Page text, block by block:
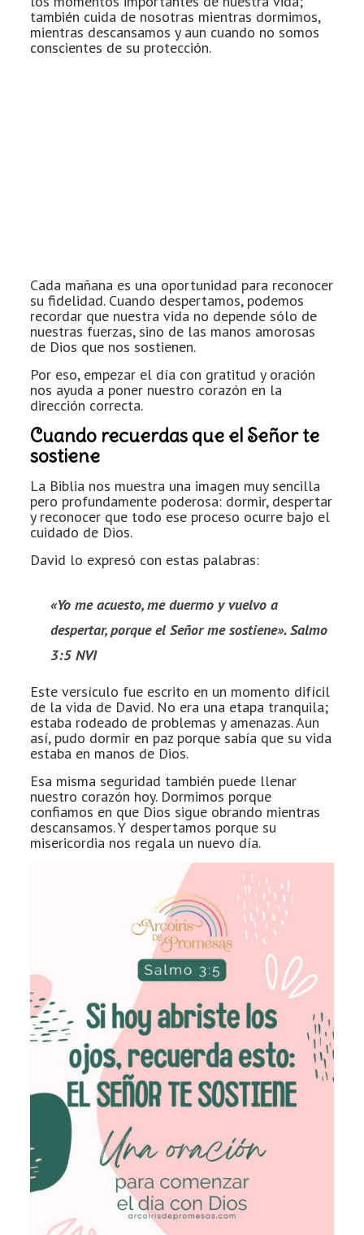
también cuida de nosotras mientras dormimos,
mientras descansamos y aun cuando no somos
conscientes de su protección.
Cada mañana es una oportunidad para reconocer
su fidelidad. Cuando despertamos, podemos
recordar que nuestra vida no depende sólo de
nuestras fuerzas, sino de las manos amorosas
de Dios que nos sostienen.
Por eso, empezar el día con gratitud y oración
nos ayuda a poner nuestro corazón en la
dirección correcta.
Cuando recuerdas que el Señor te
sostiene
La Biblia nos muestra una imagen muy sencilla
pero profundamente poderosa: dormir, despertar
y reconocer que todo ese proceso ocurre bajo el
cuidado de Dios.
David lo expresó con estas palabras:
«Yo me acuesto, me duermo y vuelvo a
despertar, porque el Señor me sostiene». Salmo
3:5 NVI
Este versículo fue escrito en un momento difícil
de la vida de David. No era una etapa tranquila;
estaba rodeado de problemas y amenazas. Aun
así, pudo dormir en paz porque sabía que su vida
estaba en manos de Dios.
Esa misma seguridad también puede llenar
nuestro corazón hoy. Dormimos porque
confiamos en que Dios sigue obrando mientras
descansamos. Y despertamos porque su
misericordia nos regala un nuevo día.